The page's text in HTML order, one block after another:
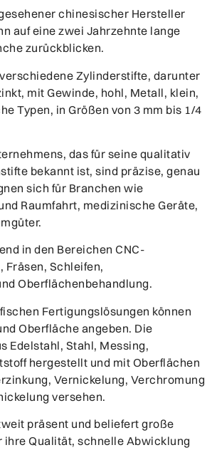
chinesischer Hersteller
auf eine zwei Jahrzehnte lange
zurückblicken.
Zylinderstifte, darunter
mit Gewinde, hohl, Metall, klein,
Typen, in Größen von 3 mm bis 1/4
das für seine qualitativ
bekannt ist, sind präzise, genau
sich für Branchen wie
Raumfahrt, medizinische Geräte,
in den Bereichen CNC-
Fräsen, Schleifen,
Oberflächenbehandlung.
Fertigungslösungen können
Oberfläche angeben. Die
Edelstahl, Stahl, Messing,
hergestellt und mit Oberflächen
Vernickelung, Verchromung
versehen.
präsent und beliefert große
ihre Qualität, schnelle Abwicklung